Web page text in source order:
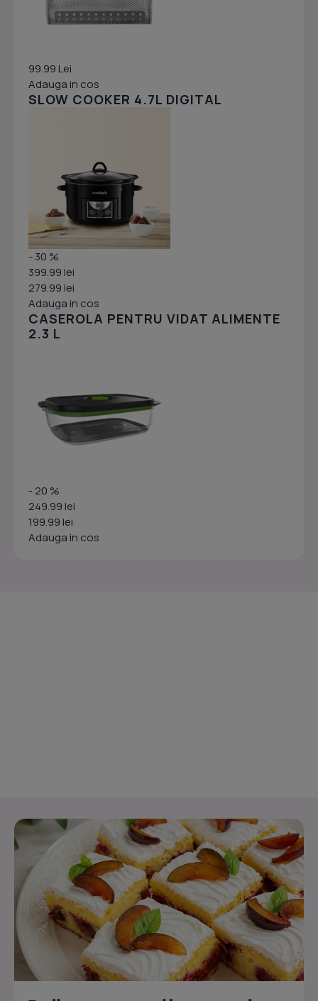
99.99 Lei
Adauga in cos
SLOW COOKER 4.7L DIGITAL
- 30 %
399.99 lei
279.99 lei
Adauga in cos
CASEROLA PENTRU VIDAT ALIMENTE
2.3 L
- 20 %
249.99 lei
199.99 lei
Adauga in cos